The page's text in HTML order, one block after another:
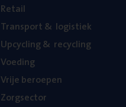
Retail
Trans­port& logistiek
Upcy­cling& recycling
Voe­ding
Vrije beroe­pen
Zorg­sec­tor